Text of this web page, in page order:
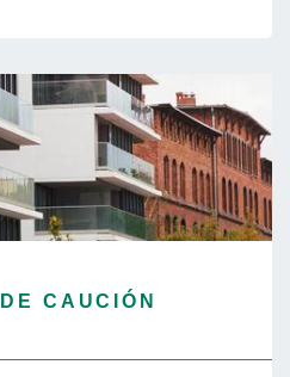
CAUCIÓN